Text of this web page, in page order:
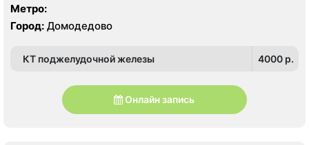
Метро:
Город: Домодедово
КТ поджелудочной железы 4000 p.
Онлайн запись